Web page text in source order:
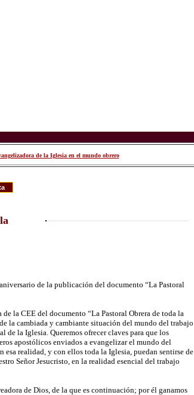
de la Iglesia en el mundo obrero
de la publicación del documento “La Pastoral
la CEE del documento “La Pastoral Obrera de toda la
la cambiada y cambiante situación del mundo del trabajo
la Iglesia. Queremos ofrecer claves para que los
apostólicos enviados a evangelizar el mundo del
realidad, y con ellos toda la Iglesia, puedan sentirse de
Señor Jesucristo, en la realidad esencial del trabajo
de Dios, de la que es continuación; por él ganamos